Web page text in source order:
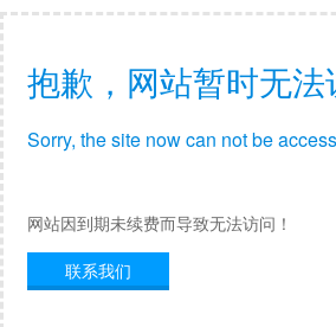
抱歉，网站暂时无法
Sorry, the site now can not be
网站因到期未续费而导致无法访问！
联系我们